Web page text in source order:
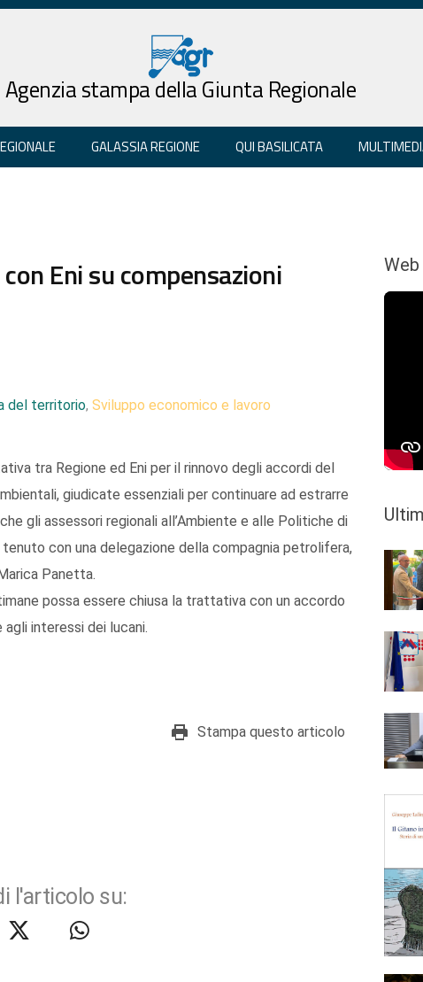
Agenzia stampa della Giunta Regionale
GALASSIA REGIONE QUI BASILICATA
Eni su compensazioni
del territorio, Sviluppo economico e lavoro
tra Regione ed Eni per il rinnovo degli accordi del
giudicate essenziali per continuare ad estrarre
gli assessori regionali all’Ambiente e alle Politiche di
tenuto con una delegazione della compagnia petrolifera,
Panetta.
possa essere chiusa la trattativa con un accordo
interessi dei lucani.
Stampa questo articolo
l'articolo su: